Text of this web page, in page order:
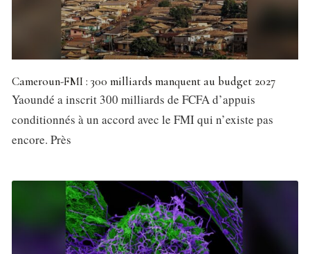
Cameroun-FMI : 300 milliards manquent au budget 2027
Yaoundé a inscrit 300 milliards de FCFA d’appuis
conditionnés à un accord avec le FMI qui n’existe pas
encore. Près